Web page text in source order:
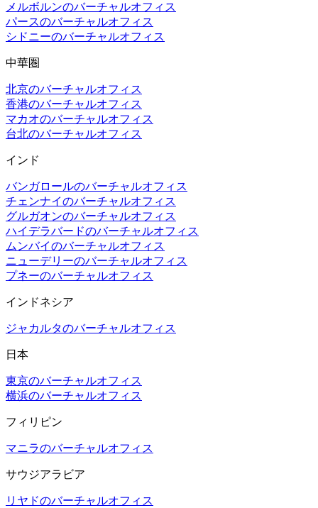
メルボルンのバーチャルオフィス
パースのバーチャルオフィス
シドニーのバーチャルオフィス
中華圏
北京のバーチャルオフィス
香港のバーチャルオフィス
マカオのバーチャルオフィス
台北のバーチャルオフィス
インド
バンガロールのバーチャルオフィス
チェンナイのバーチャルオフィス
グルガオンのバーチャルオフィス
ハイデラバードのバーチャルオフィス
ムンバイのバーチャルオフィス
ニューデリーのバーチャルオフィス
プネーのバーチャルオフィス
インドネシア
ジャカルタのバーチャルオフィス
日本
東京のバーチャルオフィス
横浜のバーチャルオフィス
フィリピン
マニラのバーチャルオフィス
サウジアラビア
リヤドのバーチャルオフィス